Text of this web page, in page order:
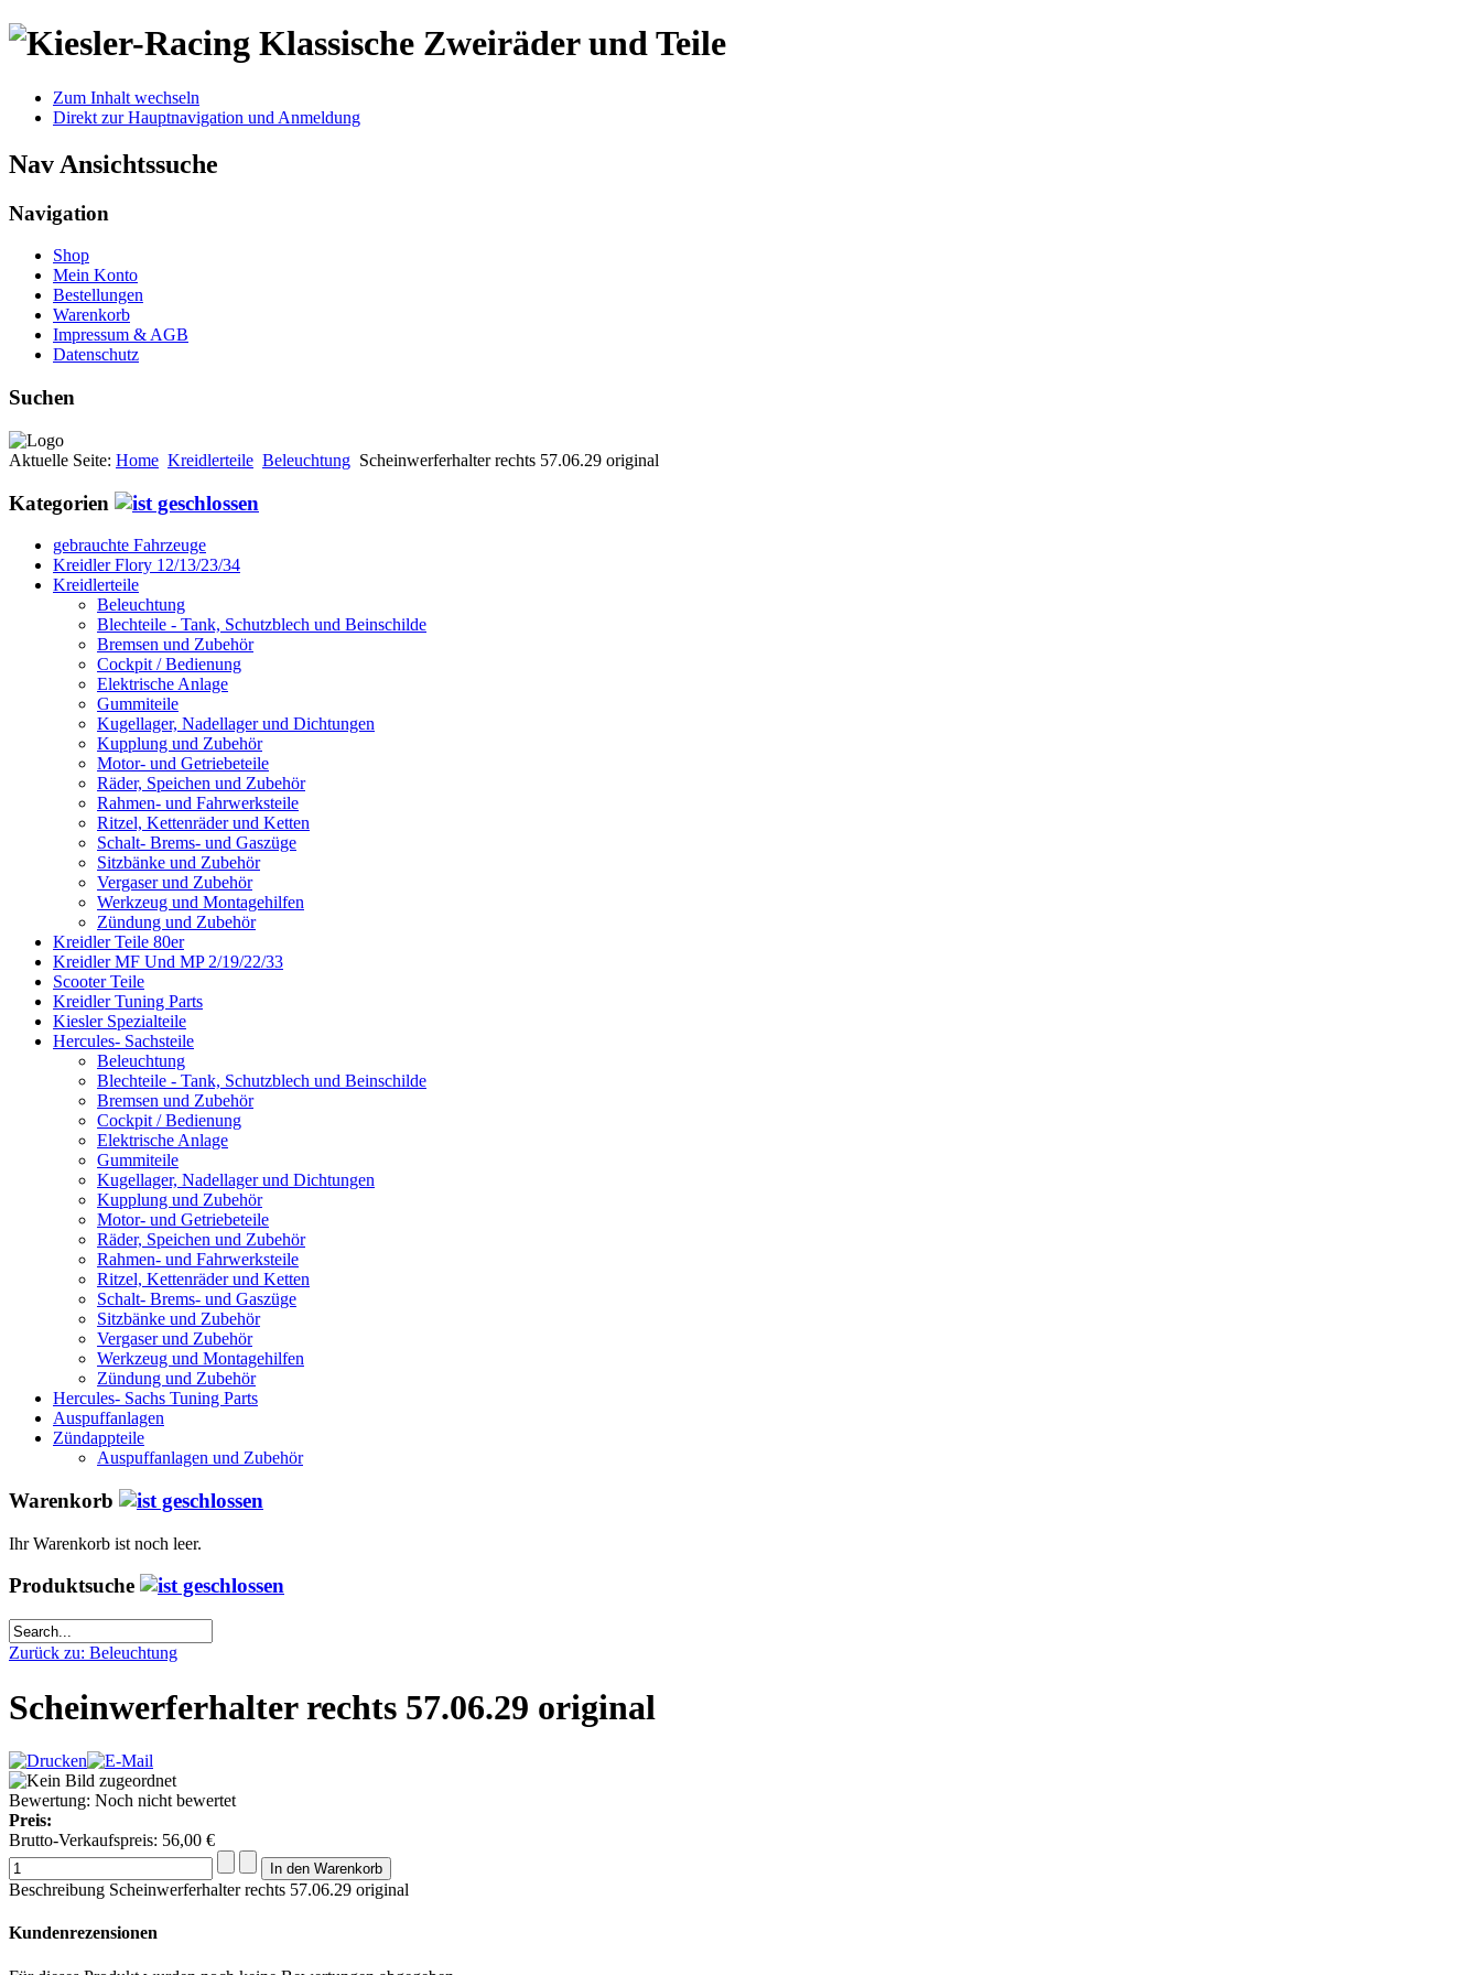
Klassische Zweiräder und Teile
Zum Inhalt wechseln
Direkt zur Hauptnavigation und Anmeldung
Nav Ansichtssuche
Navigation
Shop
Mein Konto
Bestellungen
Warenkorb
Impressum & AGB
Datenschutz
Suchen
Aktuelle Seite: Home Kreidlerteile Beleuchtung Scheinwerferhalter rechts 57.06.29 original
Kategorien
gebrauchte Fahrzeuge
Kreidler Flory 12/13/23/34
Kreidlerteile
Beleuchtung
Blechteile - Tank, Schutzblech und Beinschilde
Bremsen und Zubehör
Cockpit / Bedienung
Elektrische Anlage
Gummiteile
Kugellager, Nadellager und Dichtungen
Kupplung und Zubehör
Motor- und Getriebeteile
Räder, Speichen und Zubehör
Rahmen- und Fahrwerksteile
Ritzel, Kettenräder und Ketten
Schalt- Brems- und Gaszüge
Sitzbänke und Zubehör
Vergaser und Zubehör
Werkzeug und Montagehilfen
Zündung und Zubehör
Kreidler Teile 80er
Kreidler MF Und MP 2/19/22/33
Scooter Teile
Kreidler Tuning Parts
Kiesler Spezialteile
Hercules- Sachsteile
Beleuchtung
Blechteile - Tank, Schutzblech und Beinschilde
Bremsen und Zubehör
Cockpit / Bedienung
Elektrische Anlage
Gummiteile
Kugellager, Nadellager und Dichtungen
Kupplung und Zubehör
Motor- und Getriebeteile
Räder, Speichen und Zubehör
Rahmen- und Fahrwerksteile
Ritzel, Kettenräder und Ketten
Schalt- Brems- und Gaszüge
Sitzbänke und Zubehör
Vergaser und Zubehör
Werkzeug und Montagehilfen
Zündung und Zubehör
Hercules- Sachs Tuning Parts
Auspuffanlagen
Zündappteile
Auspuffanlagen und Zubehör
Warenkorb
Ihr Warenkorb ist noch leer.
Produktsuche
Zurück zu: Beleuchtung
Scheinwerferhalter rechts 57.06.29 original
Bewertung: Noch nicht bewertet
Preis:
Brutto-Verkaufspreis: 56,00 €
Beschreibung Scheinwerferhalter rechts 57.06.29 original
Kundenrezensionen